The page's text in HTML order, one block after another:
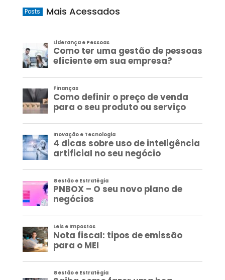
Posts Mais Acessados